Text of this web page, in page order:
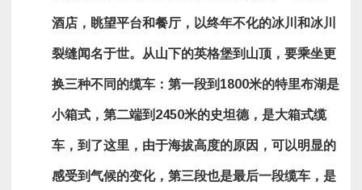
酒店，眺望平台和餐厅，以终年不化的冰川和冰川
裂缝闻名于世。从山下的英格堡到山顶，要乘坐更
换三种不同的缆车：第一段到 1800米的特里布湖是
小箱式，第二端到 2450米的史坦德，是大箱式缆
车，到了这里，由于海拔高度的原因，可以明显的
感受到气候的变化，第三段也是最后一段缆车，是